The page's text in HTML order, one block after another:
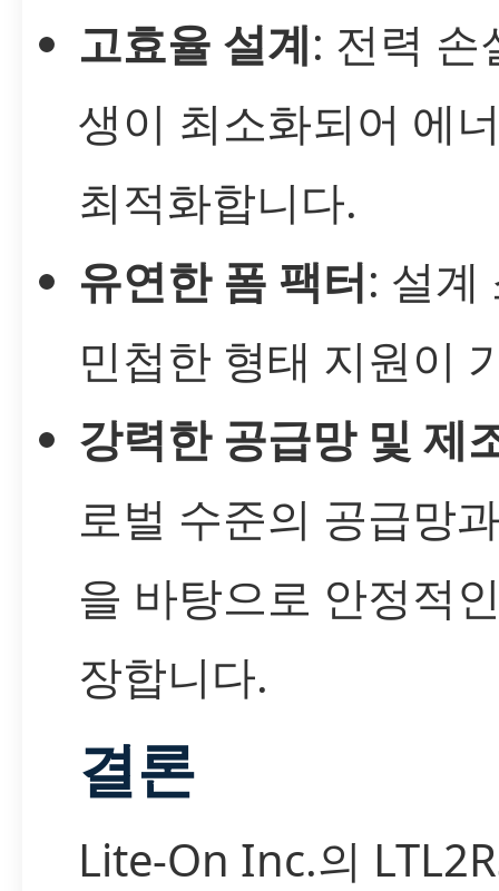
고효율 설계: 전력 손
생이 최소화되어 에
최적화합니다.
유연한 폼 팩터: 설계
민첩한 형태 지원이
강력한 공급망 및 제
로벌 수준의 공급망
을 바탕으로 안정적
장합니다.
결론
Lite-On Inc.의